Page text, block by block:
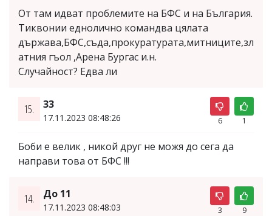
От там идват проблемите на БФС и на България.
Тиквонии еднолично командва цялата
държава,БФС,съда,прокуратурата,митниците,зл
атния гъол ,Арена Бургас и.н.
Случайност? Едва ли
15. 33
17.11.2023 08:48:26 6 1
Боби е велик , никой друг не можя до сега да
направи това от БФС !!!
14. До 11
17.11.2023 08:48:03 3 9